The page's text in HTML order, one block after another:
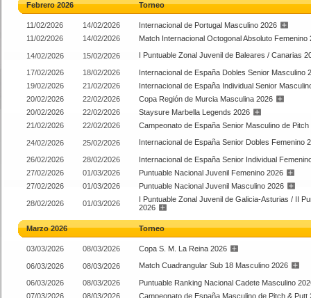
Febrero 2026 Torneo
11/02/2026 14/02/2026
Internacional de Portugal Masculino 2026
11/02/2026
14/02/2026 Match Internacional Octogonal Absoluto Femenino
14/02/2026 15/02/2026 I Puntuable Zonal Juvenil de Baleares / Canarias
17/02/2026 18/02/2026
Internacional de España Dobles Senior Masculino
19/02/2026
21/02/2026
Internacional de España Individual Senior
20/02/2026
22/02/2026
Copa Región de Murcia Masculina 2026
20/02/2026
22/02/2026
Staysure Marbella Legends 2026
21/02/2026
22/02/2026 Campeonato de España Senior Masculino de Pitch
24/02/2026 25/02/2026 Internacional de España Senior Dobles Femenino
26/02/2026 28/02/2026
Internacional de España Senior Individual
27/02/2026
01/03/2026
Puntuable Nacional Juvenil Femenino 2026
27/02/2026
01/03/2026 Puntuable Nacional Juvenil Masculino 2026
28/02/2026 01/03/2026
I Puntuable Zonal Juvenil de Galicia-Asturias / II
2026
Marzo 2026 Torneo
03/03/2026 08/03/2026 Copa S. M. La Reina 2026
06/03/2026 08/03/2026 Match Cuadrangular Sub 18 Masculino 2026
06/03/2026 08/03/2026
Puntuable Ranking Nacional Cadete Masculino
07/03/2026
08/03/2026 Campeonato de España Masculino de Pitch & Putt